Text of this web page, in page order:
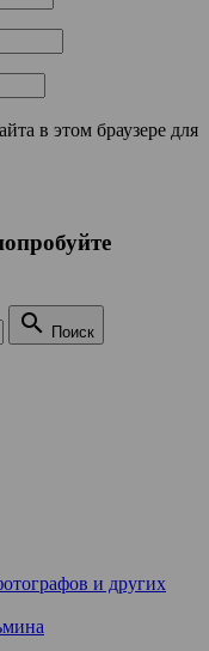
в этом браузере для
 Поиск
и других